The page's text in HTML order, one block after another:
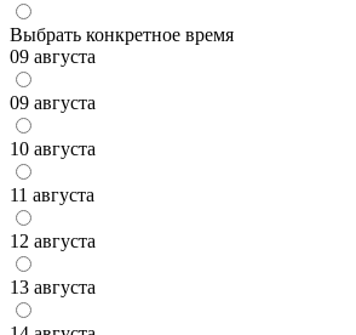
Выбрать конкретное время
09 августа
09 августа
10 августа
11 августа
12 августа
13 августа